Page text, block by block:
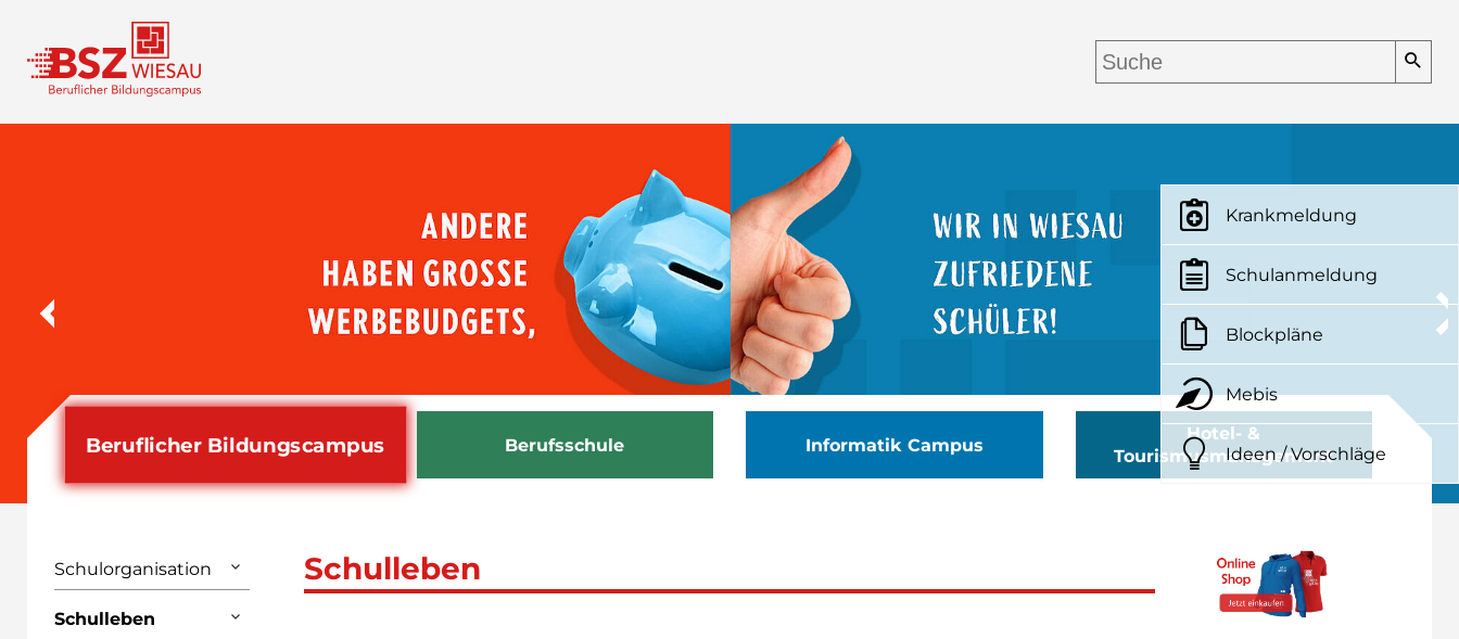
Beruflicher Bildungs­campus Berufsschule Informatik Campus
Hotel- &
Tourismusmanagement
Krankmeldung
Schulanmeldung
Blockpläne
Mebis
Ideen / Vorschläge
Schulorganisation
Schulleben
Schulleben